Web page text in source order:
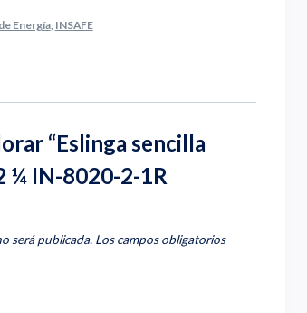
Energía, INSAFE
“Eslinga sencilla
¼ IN-8020-2-1R
será publicada. Los campos obligatorios